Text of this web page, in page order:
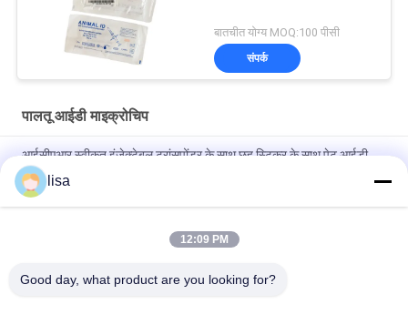
बातचीत योग्य MOQ:100 पीसी
संपर्क
पालतू आईडी माइक्रोचिप
आईसीएआर स्वीकृत इंजेक्टेबल ट्रांसपोंडर के साथ छह स्टिकर के साथ पेट आईडी
माइक्रोचिप
पालतू जानवरों की पहचान के लिए हमारे उन्नत पालतू जानवर आईडी माइक्रोचिप की
lisa
12:09 PM
Good day, what product are you looking for?